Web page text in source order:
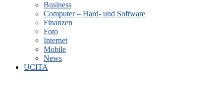
Business
Computer – Hard- und Software
Finanzen
Foto
Internet
Mobile
News
UCITA